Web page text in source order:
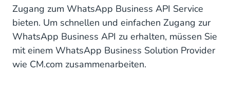
Zugang zum WhatsApp Business API Service
bieten. Um schnellen und einfachen Zugang zur
WhatsApp Business API zu erhalten, müssen Sie
mit einem WhatsApp Business Solution Provider
wie CM.com zusammenarbeiten.